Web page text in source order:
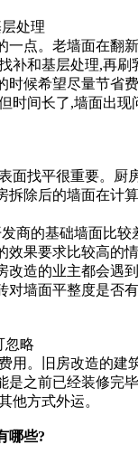
处理
一点。老墙面在翻
补和基层处理,再
时候希望尽量节省
时间长了,墙面出
面找平很重要。厨
拆除后的墙面在计
商的基础墙面比
效果要求比较高的
改造的业主都会遇
对墙面平整度是否
忽略
用。旧房改造的建
是之前已经装修完
他方式外运。
哪些?